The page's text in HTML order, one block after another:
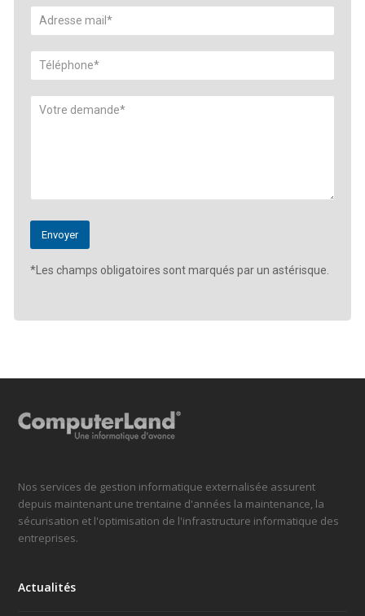
*Les champs obligatoires sont marqués par un astérisque.
Nos services de gestion informatique externalisée assurent
depuis maintenant une trentaine d'années la maintenance, la
sécurisation et l'optimisation de l'infrastructure informatique des
entreprises.
Actualités